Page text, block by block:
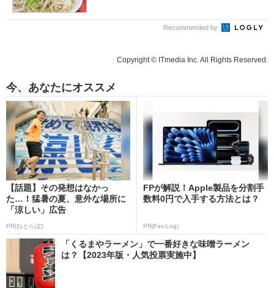
Recommended by
Copyright © ITmedia Inc. All Rights Reserved.
今、あなたにオススメ
【話題】その発想はなかっ
た…！猛暑の夏、意外な場所に
「涼しい」広告
PR(ねとらぼ)
FPが解説！Apple製品を分割手
数料0円で入手する方法とは？
PR(Fav-Log)
「くるまやラーメン」で一番好きな味噌ラーメン
は？【2023年版・人気投票実施中】